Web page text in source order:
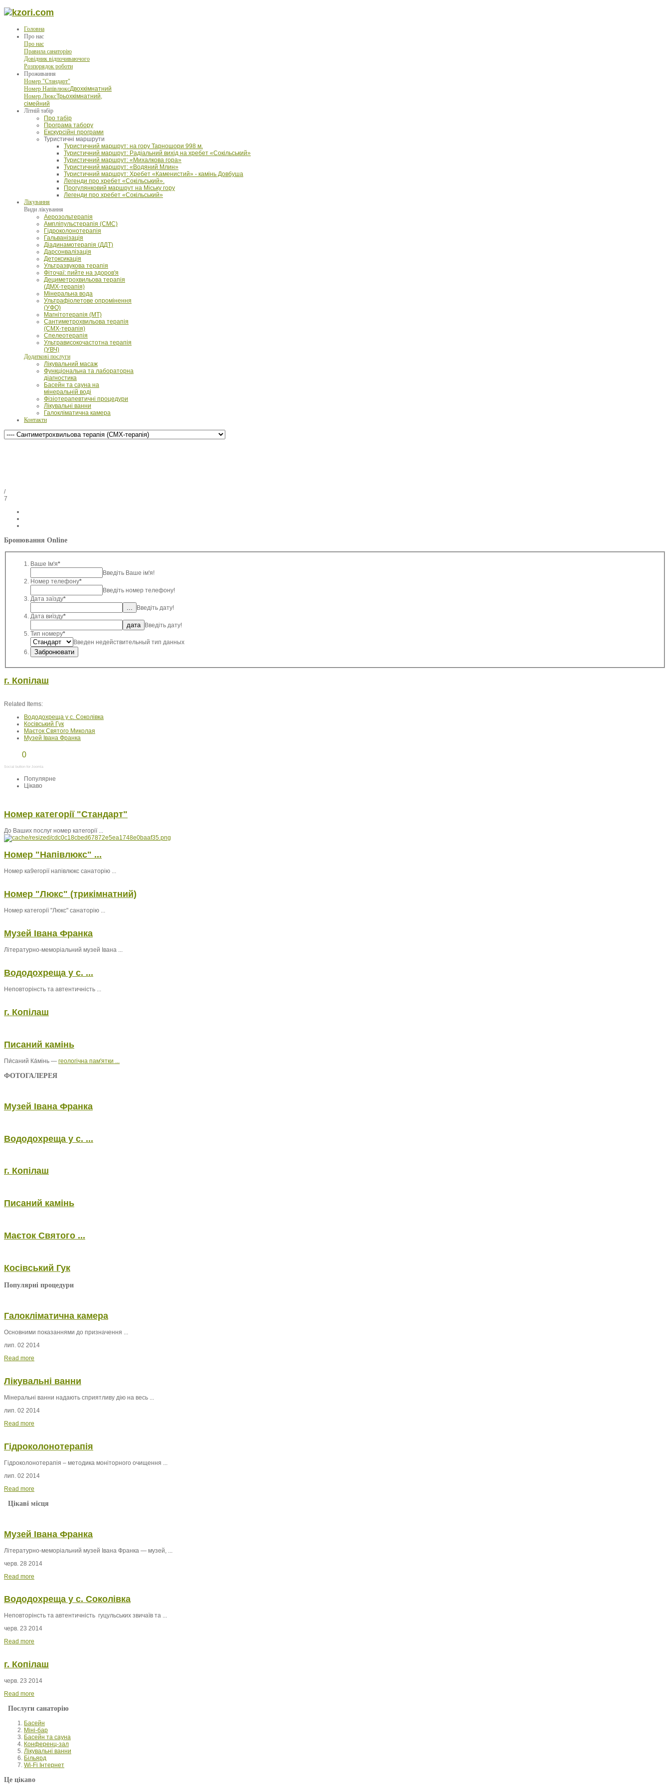
Головна
Про нас
Про нас
Правила санаторію
Довідник відпочиваючого
Розпорядок роботи
Проживання
Номер "Стандарт"
Номер НапівлюксДвохкімнатний
Номер ЛюксТрьохкімнатний,
сімейний
Літній табір
Про табір
Програма табору
Екскурсійні програми
Туристичні маршрути
Туристичний маршрут: на гору Тарношори 998 м.
Туристичний маршрут: Радіальний вихід на хребет «Сокільський»
Туристичний маршрут: «Михалкова гора»
Туристичний маршрут: «Водяний Млин»
Туристичний маршрут: Хребет «Каменистий» - камінь Довбуша
Легенди про хребет «Сокільський».
Прогулянковий маршрут на Міську гору
Легенди про хребет «Сокільський»
Лікування
Види лікування
Аерозольтерапія
Ампліпульстерапія (СМС)
Гідроколонотерапія
Гальванізація
Діадинамотерапія (ДДТ)
Дарсонвалізація
Детоксикація
Ультразвукова терапія
Фіточаї: пийте на здоров'я
Дециметрохвильова терапія
(ДМХ-терапія)
Мінеральна вода
Ультрафіолетове опромінення
(УФО)
Магнітотерапія (МТ)
Сантиметрохвильова терапія
(СМХ-терапія)
Спелеотерапія
Ультрависокочастотна терапія
(УВЧ)
Додаткові послуги
Лікувальний масаж
Функціональна та лабораторна
діагностика
Басейн та сауна на
мінеральній воді
Фізіотерапевтичні процедури
Лікувальні ванни
Галокліматична камера
Контакти
/
7
Бронювання Online
Ваше Ім'я*
Введіть Ваше ім'я!
Номер телефону*
Введіть номер телефону!
Дата заїзду*
Введіть дату!
Дата виїзду*
Введіть дату!
Тип номеру*
Введен недействительный тип данных
г. Копілаш
Related Items:
Вододохреща у с. Соколівка
Косівський Гук
Маєток Святого Миколая
Музей Івана Франка
0
Social button for Joomla
Популярне
Цікаво
Номер категорії "Стандарт"
До Ваших послуг номер категорії ...
Номер "Напівлюкс" ...
Номер ка9егорії напівлюкс санаторію ...
Номер "Люкс" (трикімнатний)
Номер категорії "Люкс" санаторію ...
Музей Івана Франка
Літературно-меморіальний музей Івана ...
Вододохреща у с. ...
Неповторінсть та автентичність ...
г. Копілаш
Писаний камінь
Пи́саний Ка́мінь — геологічна пам'ятки ...
ФОТОГАЛЕРЕЯ
Музей Івана Франка
Вододохреща у с. ...
г. Копілаш
Писаний камінь
Маєток Святого ...
Косівський Гук
Популярні процедури
Галокліматична камера
Основними показаннями до призначення ...
лип. 02 2014
Read more
Лікувальні ванни
Мінеральні ванни надають сприятливу дію на весь ...
лип. 02 2014
Read more
Гідроколонотерапія
Гідроколонотерапія – методика моніторного очищення ...
лип. 02 2014
Read more
Цікаві місця
Музей Івана Франка
Літературно-меморіальний музей Івана Франка — музей, ...
черв. 28 2014
Read more
Вододохреща у с. Соколівка
Неповторінсть та автентичність гуцульських звичаїв та ...
черв. 23 2014
Read more
г. Копілаш
черв. 23 2014
Read more
Послуги санаторію
Басейн
Міні-бар
Басейн та сауна
Конференц-зал
Лікувальні ванни
Більярд
Wi-Fi Інтернет
Це цікаво